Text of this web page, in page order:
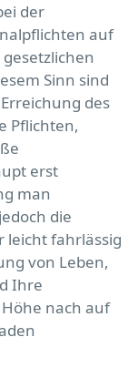
der
auf
Sinn sind
des
Pflichten,
erst
man
die
leicht fahrlässig
von Leben,
Ihre
nach auf